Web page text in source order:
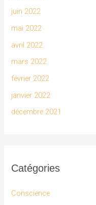
juin 2022
mai 2022
avril 2022
mars 2022
février 2022
janvier 2022
décembre 2021
Catégories
Conscience